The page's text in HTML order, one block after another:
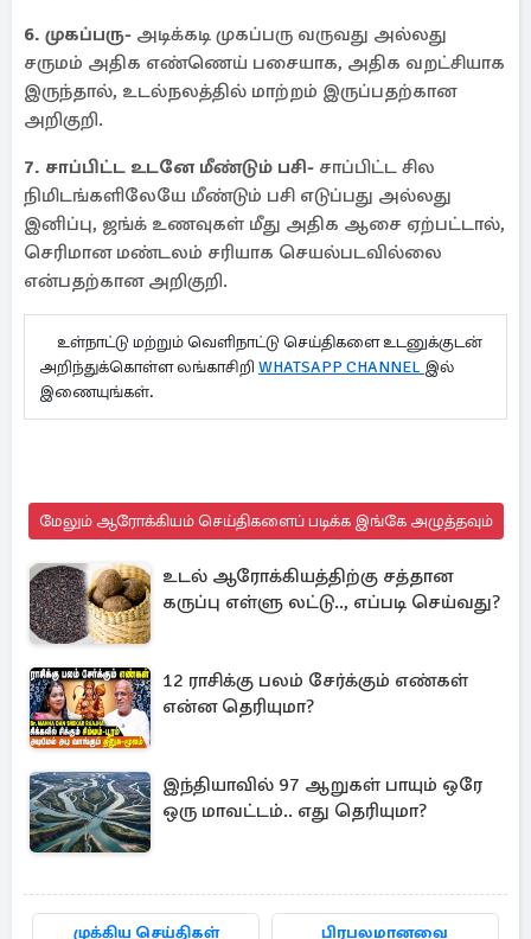
6. முகப்பரு- அடிக்கடி முகப்பரு வருவது அல்லது
சருமம் அதிக எண்ணெய் பசையாக, அதிக வறட்சியாக
இருந்தால், உடல்நலத்தில் மாற்றம் இருப்பதற்கான
அறிகுறி.
7. சாப்பிட்ட உடனே மீண்டும் பசி- சாப்பிட்ட சில
நிமிடங்களிலேயே மீண்டும் பசி எடுப்பது அல்லது
இனிப்பு, ஜங்க் உணவுகள் மீது அதிக ஆசை ஏற்பட்டால்,
செரிமான மண்டலம் சரியாக செயல்படவில்லை
என்பதற்கான அறிகுறி.
உள்நாட்டு மற்றும் வெளிநாட்டு செய்திகளை உடனுக்குடன்
அறிந்துக்கொள்ள லங்காசிறி WHATSAPP CHANNEL இல்
இணையுங்கள்.
மேலும் ஆரோக்கியம் செய்திகளைப் படிக்க இங்கே அழுத்தவும்
உடல் ஆரோக்கியத்திற்கு சத்தான
கருப்பு எள்ளு லட்டு.., எப்படி செய்வது?
12 ராசிக்கு பலம் சேர்க்கும் எண்கள்
என்ன தெரியுமா?
இந்தியாவில் 97 ஆறுகள் பாயும் ஒரே
ஒரு மாவட்டம்.. எது தெரியுமா?
முக்கிய செய்திகள் பிரபலமானவை